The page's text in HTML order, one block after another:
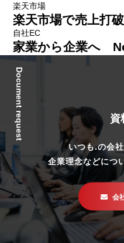
楽天市場
楽天市場で売上打
自社EC
家業から企業へ
Document request 資
いつも.の会社
企業理念などにつ
会